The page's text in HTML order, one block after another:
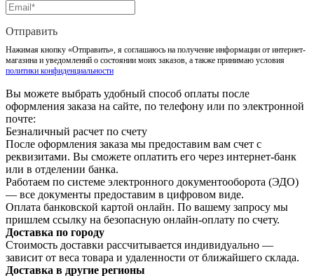
Отправить
Нажимая кнопку «Отправить», я соглашаюсь на получение информации от интернет-
магазина и уведомлений о состоянии моих заказов, а также принимаю условия
политики конфиденциальности
Вы можете выбрать удобный способ оплаты после
оформления заказа на сайте, по телефону или по электронной
почте:
Безналичный расчет по счету
После оформления заказа мы предоставим вам счет с
реквизитами. Вы сможете оплатить его через интернет-банк
или в отделении банка.
Работаем по системе электронного документооборота (ЭДО)
— все документы предоставим в цифровом виде.
Оплата банковской картой онлайн. По вашему запросу мы
пришлем ссылку на безопасную онлайн-оплату по счету.
Доставка по городу
Стоимость доставки рассчитывается индивидуально —
зависит от веса товара и удаленности от ближайшего склада.
Доставка в другие регионы